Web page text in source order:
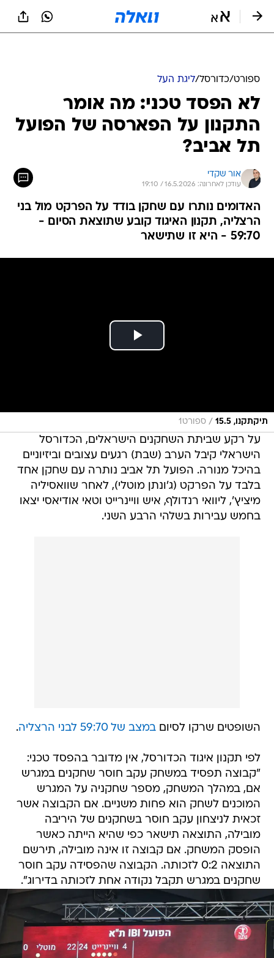
ספורט/כדורסל/ליגת העל
לא הפסד טכני: מה אומר
התקנון על הפארסה של הפועל
תל אביב?
אור שקדי
עודכן לאחרונה: 16.5.2026 / 19:10
האדומים נותרו עם שחקן בודד על הפרקט מול בני
הרצליה, תקנון האיגוד קובע שתוצאת הסיום -
59:70 - היא זו שתישאר
תיקתקנו, 15.5 / ספורט1
על רקע שביתת השחקנים הישראלים, הכדורסל
הישראלי קיבל הערב (שבת) רגעים עצובים וביזיוניים
בהיכל מנורה. הפועל תל אביב נותרה עם שחקן אחד
בלבד על הפרקט (ג'ונתן מוטלי), לאחר שוואסיליה
מיציץ', ליוואי רנדולף, איש וויינרייט וטאי אודיאסי יצאו
בחמש עבירות בשלהי הרבע השני.
השופטים שרקו לסיוםבמצב של 59:70 לבני הרצליה .
לפי תקנון איגוד הכדורסל, אין מדובר בהפסד טכני:
"קבוצה תפסיד במשחק עקב חוסר שחקנים במגרש
אם, במהלך המשחק, מספר שחקניה על המגרש
המוכנים לשחק הוא פחות משניים. אם הקבוצה אשר
זכאית לניצחון עקב חוסר בשחקנים של היריבה
מובילה, התוצאה תישאר כפי שהיא הייתה כאשר
הופסק המשחק. אם קבוצה זו אינה מובילה, תירשם
התוצאה 0:2 לזכותה. הקבוצה שהפסידה עקב חוסר
שחקנים במגרש תקבל נקודה אחת לזכותה בדירוג".